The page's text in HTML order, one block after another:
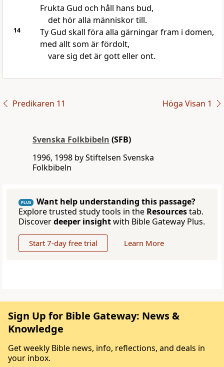
Frukta Gud och håll hans bud,
det hör alla människor till.
14
Ty Gud skall föra alla gärningar fram i domen,
med allt som är fördolt,
vare sig det är gott eller ont.
Predikaren 11 Höga Visan 1
Svenska Folkbibeln (SFB)
1996, 1998 by Stiftelsen Svenska
Folkbibeln
PLUS
Want help understanding this passage?
Explore trusted study tools in the Resourcestab.
Discoverdeeper insightwith Bible Gateway Plus.
Start 7-day free trial Learn More
Sign Up for Bible Gateway: News &
Knowledge
Get weekly Bible news, info, reflections, and deals in
your inbox.